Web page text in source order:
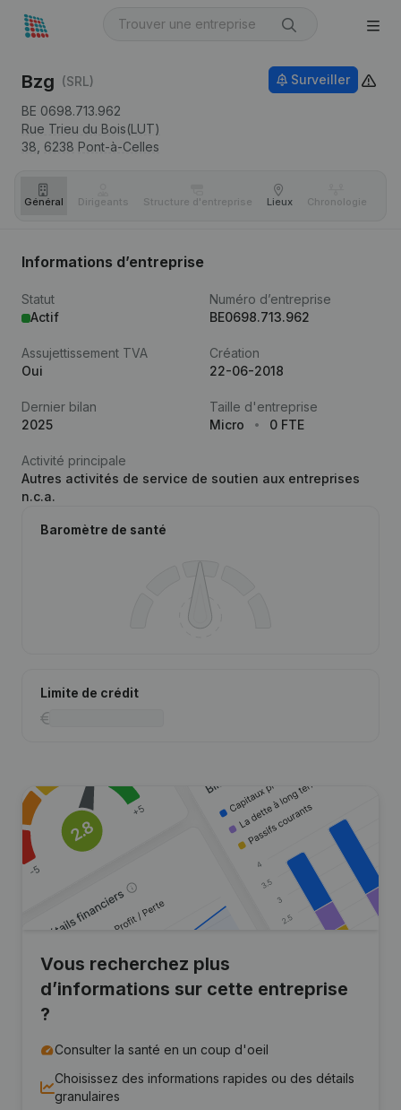
Bzg (SRL)
BE 0698.713.962
Rue Trieu du Bois(LUT)
38, 6238 Pont-à-Celles
Surveiller
Général Dirigeants Structure d'entreprise Lieux Chronologie
Informations d’entreprise
Statut
Actif
Numéro d’entreprise
BE0698.713.962
Assujettissement TVA
Oui
Création
22-06-2018
Dernier bilan
2025
Taille d'entreprise
Micro
0 FTE
Activité principale
Autres activités de service de soutien aux entreprises
n.c.a.
Baromètre de santé
Limite de crédit
Vous recherchez plus
d’informations sur cette entreprise
?
Consulter la santé en un coup d'oeil
Choisissez des informations rapides ou des détails
granulaires